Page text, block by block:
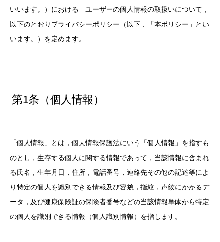
いいます。）における，ユーザーの個人情報の取扱いについて，
以下のとおりプライバシーポリシー（以下，「本ポリシー」とい
います。）を定めます。
第1条（個人情報）
「個人情報」とは，個人情報保護法にいう「個人情報」を指すも
のとし，生存する個人に関する情報であって，当該情報に含まれ
る氏名，生年月日，住所，電話番号，連絡先その他の記述等によ
り特定の個人を識別できる情報及び容貌，指紋，声紋にかかるデ
ータ，及び健康保険証の保険者番号などの当該情報単体から特定
の個人を識別できる情報（個人識別情報）を指します。